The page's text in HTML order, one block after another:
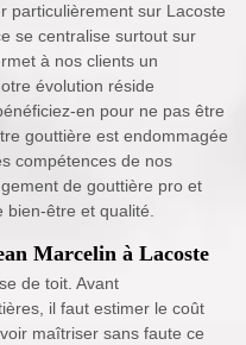
particulièrement sur Lacoste
se centralise surtout sur
à nos clients un
évolution réside
en pour ne pas être
gouttière est endommagée
compétences de nos
de gouttière pro et
bien-être et qualité.
Marcelin à Lacoste
de toit. Avant
il faut estimer le coût
maîtriser sans faute ce